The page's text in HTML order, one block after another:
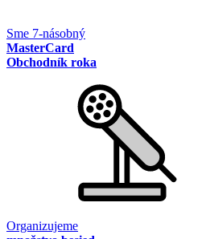
Sme 7-násobný
MasterCard
Obchodník roka
Organizujeme